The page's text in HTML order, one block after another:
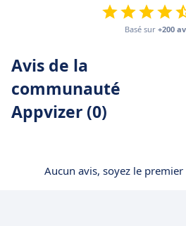
Basé sur +200
Avis de la
communauté
Appvizer (0)
Aucun avis, soyez le